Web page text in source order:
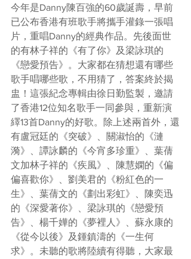
今年是Danny陳百強的60歲誕壽，早前
已公布香港有班歌手將攜手灌錄一張唱
片，重唱Danny的經典作品。先後面世
的有林子祥的《有了你》及梁詠琪的
《戀愛預告》。大家都在猜想還有哪些
歌手唱哪些歌，不用猜了，答案終於揭
盅！這張紀念專輯由徐日勤監製，邀請
了香港12位知名歌手一同參與，重新演
繹13首Danny的好歌。除上述兩首外，還
有盧冠廷的《突破》、關淑怡的《漣
漪》、譚詠麟的《今宵多珍重》、葉蒨
文加林子祥的《疾風》、陳慧嫻的《偏
偏喜歡你》、劉美君的《粉紅色的一
生》、葉蒨文的《劃出彩虹》、陳奕迅
的《深愛著你》、梁詠琪的《戀愛預
告》、楊千嬅的《夢裡人》、蘇永康的
《從今以後》及鍾鎮濤的《一生何
求》。未聽的歌將陸續有得聽，大家最